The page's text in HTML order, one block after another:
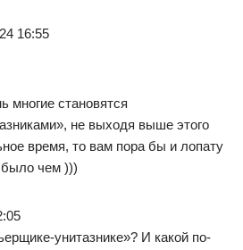
16:55
многие становятся
не выходя выше этого
время, то вам пора бы и лопату
было чем )))
унитазнике»? И какой по-